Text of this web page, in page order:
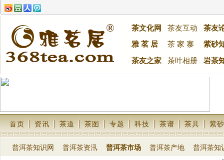
茶文化网 茶友互动
茶友
雅 茗 居
茶 家 寨 紫砂
茶友之家 茶叶相册 岩茶
首页 资讯 茶道 茶图 专题 科技 茶谱 茶具 紫砂
普洱茶知识网 普洱茶资汛 普洱茶市场 普洱茶产地 普洱茶知